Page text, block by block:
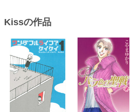
Kissの作品